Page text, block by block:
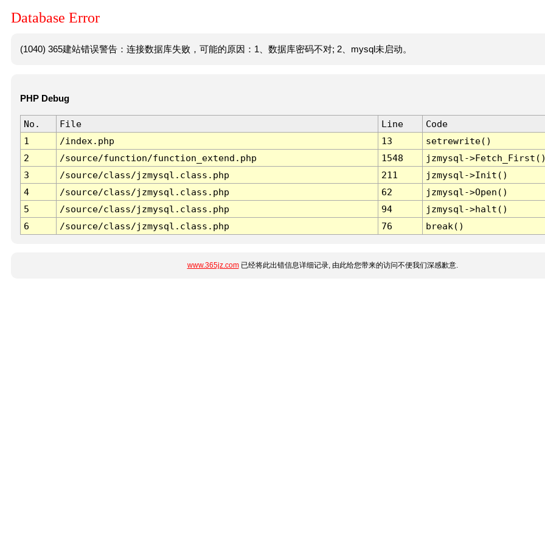
Database Error
(1040) 365建站错误警告：连接数据库失败，可能的原因：1、数据库密码不对; 2、mysql未启动。
PHP Debug
No. File Line
Code
1
/index.php 13
setrewrite()
2
/source/function/function_extend.php 1548
jzmysql-
3
/source/class/jzmysql.class.php 211
jzmysql->Init()
4
/source/class/jzmysql.class.php 62
jzmysql->Open()
5
/source/class/jzmysql.class.php 94
jzmysql->halt()
6
/source/class/jzmysql.class.php 76 break()
www.365jz.com已经将此出错信息详细记录, 由此给您带来的访问不便我们深感歉意.